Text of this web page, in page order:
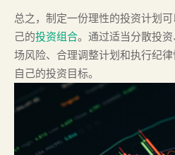
总之，制定一份理性的投资计划
己的投资组合。通过适当分散投
场风险、合理调整计划和执行纪
自己的投资目标。